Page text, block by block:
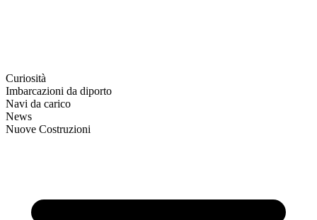
Curiosità
Imbarcazioni da diporto
Navi da carico
News
Nuove Costruzioni